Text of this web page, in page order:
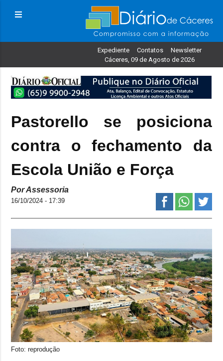
Expediente Contatos
Newsletter
Cáceres, 09 de Agosto de 2026
Pastorello se posiciona
contra o fechamento da
Escola União e Força
Por Assessoria
16/10/2024 - 17:39
Foto: reprodução